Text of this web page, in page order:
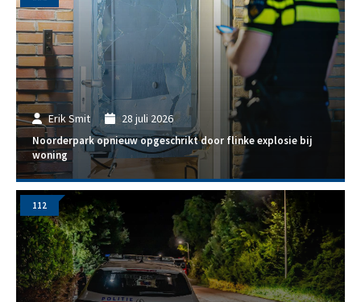
Erik Smit 28 juli 2026
Noorderpark opnieuw opgeschrikt door flinke explosie bij
woning
112